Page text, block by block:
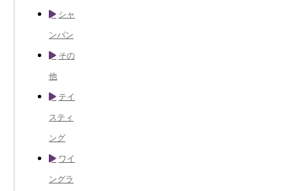
シャ
ンパン
その
他
テイ
スティ
ング
ワイ
ングラ